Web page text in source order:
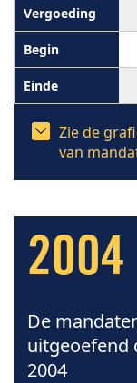
Zie de
van
2004
De
uitgeoefend
2004